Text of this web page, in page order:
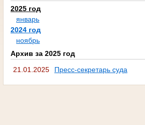
2025 год
январь
2024 год
ноябрь
Архив за 2025 год
21.01.2025
Пресс-секретарь суда